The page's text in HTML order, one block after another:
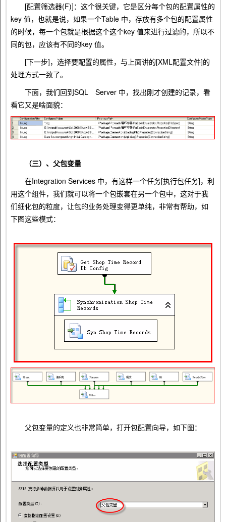
[配置筛选器(F)]：这个很关键，它是区分每个包的配置属性的
key 值，也就是说，如果一个Table 中，存放有多个包的配置属性
的时候，每一个包就是根据这个这个key 值来进行过滤的，所以不
同的包，应该有不同的key 值。
[下一步]，选择要配置的属性，与上面讲的[XML配置文件]的
处理方式一致了。
下面，我们回到SQL Server 中，找出刚才创建的记录，看
看它又是啥面貌：
（三）、父包变量
在Integration Services 中，有这样一个任务[执行包任务]，利
用这个组件，我们就可以将一个包嵌套在另一个包中，这对于我
们细化包的粒度，让包的业务处理变得更单纯，非常有帮助，如
下图这些模式：
父包变量的定义也非常简单，打开包配置向导，如下图：